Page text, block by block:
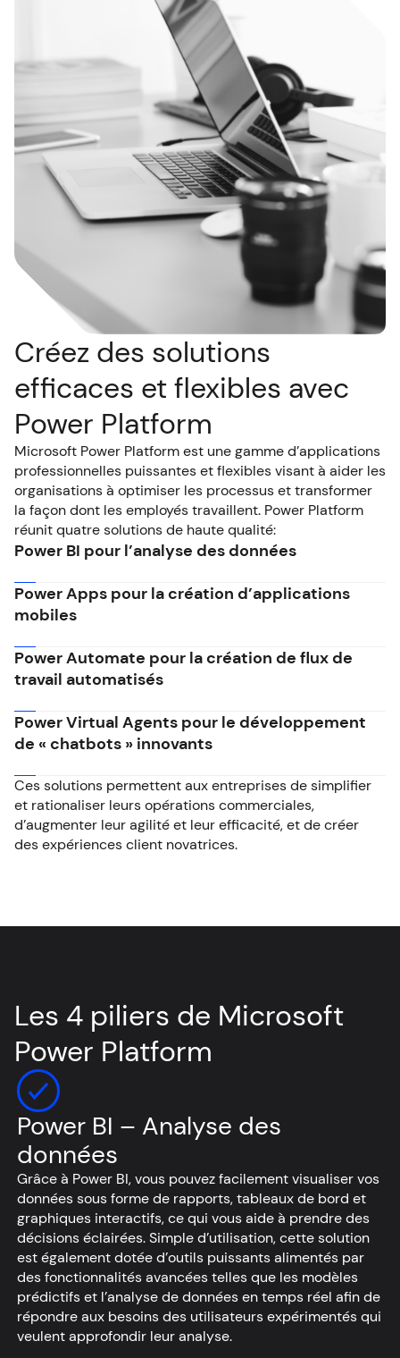
Créez des solutions
efficaces et flexibles avec
Power Platform
Microsoft Power Platform est une gamme d’applications
professionnelles puissantes et flexibles visant à aider les
organisations à optimiser les processus et transformer
la façon dont les employés travaillent. Power Platform
réunit quatre solutions de haute qualité:
Power BI pour l’analyse des données
Power Apps pour la création d’applications
mobiles
Power Automate pour la création de flux de
travail automatisés
Power Virtual Agents pour le développement
de « chatbots » innovants
Ces solutions permettent aux entreprises de simplifier
et rationaliser leurs opérations commerciales,
d’augmenter leur agilité et leur efficacité, et de créer
des expériences client novatrices.
Les 4 piliers de Microsoft
Power Platform
Power BI – Analyse des
données
Grâce à Power BI, vous pouvez facilement visualiser vos
données sous forme de rapports, tableaux de bord et
graphiques interactifs, ce qui vous aide à prendre des
décisions éclairées. Simple d’utilisation, cette solution
est également dotée d’outils puissants alimentés par
des fonctionnalités avancées telles que les modèles
prédictifs et l’analyse de données en temps réel afin de
répondre aux besoins des utilisateurs expérimentés qui
veulent approfondir leur analyse.